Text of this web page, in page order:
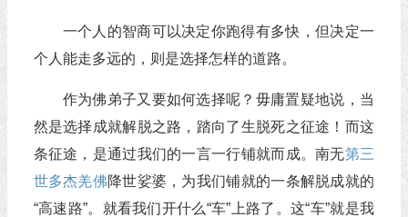
一个人的智商可以决定你跑得有多快，但决定一
个人能走多远的，则是选择怎样的道路。
作为佛弟子又要如何选择呢？毋庸置疑地说，当
然是选择成就解脱之路，踏向了生脱死之征途！而这
条征途，是通过我们的一言一行铺就而成。南无第三
世多杰羌佛降世娑婆，为我们铺就的一条解脱成就的
“高速路”。就看我们开什么“车”上路了。这“车”就是我